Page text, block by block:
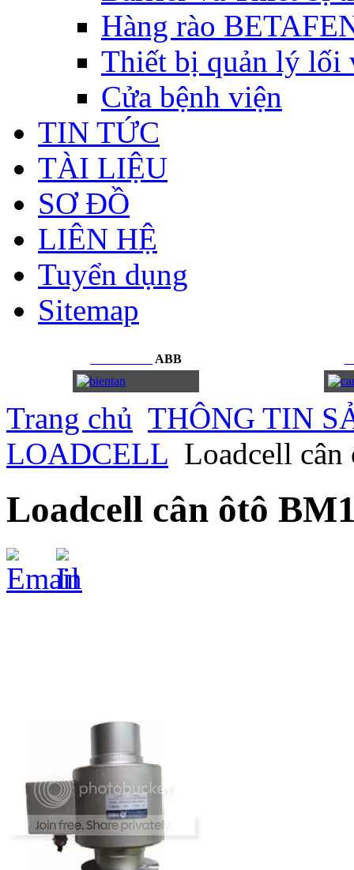
Hàng rào
Thiết bị quản lý lối
Cửa bệnh viện
TIN TỨC
TÀI LIỆU
SƠ ĐỒ
LIÊN HỆ
Tuyển dụng
Sitemap
ABB
Trang chủ THÔNG TIN
LOADCELL Loadcell
Loadcell cân ôtô